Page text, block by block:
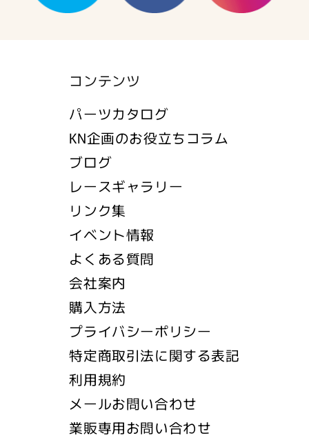
コンテンツ
パーツカタログ
KN企画のお役立ちコラム
ブログ
レースギャラリー
リンク集
イベント情報
よくある質問
会社案内
購入方法
プライバシーポリシー
特定商取引法に関する表記
利用規約
メールお問い合わせ
業販専用お問い合わせ